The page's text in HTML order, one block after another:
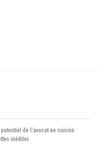
de l’avocat en cuisine :
inédites